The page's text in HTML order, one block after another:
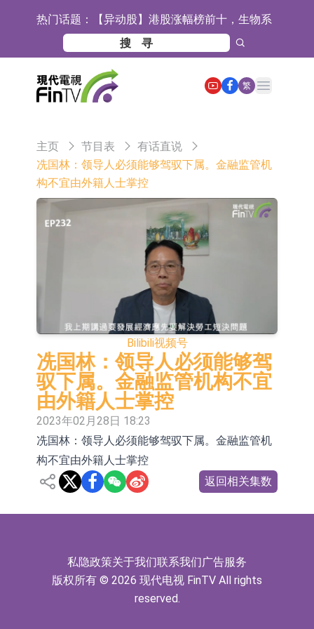
热门话题： 【异动股】港股涨幅榜前十，生物系
统工程股权(02902.HK)涨+231.25%，
中国智能健康(00348.HK)涨+133.33%
【异动股】钨板块拉升，中钨高新
(000657.CN)涨7.24%
【异动股】昨日打二板以上表现板块
拉升，欣天科技(300615.CN)涨
【异动股】港股跌幅榜前十，天瑞汽
务集团(02215.HK)跌16.33%
能健康(00348.HK)涨+93.33%，上善
黄金(01939.HK)涨+40.54%
COMMUNE幻师在香港开设旗舰店 拓
展海外市场
香港交易所：委任何洸毅为董事总经
理及集团战略主管
【异动股】港股跌幅榜前十，谊和股
份(01703.HK)跌80.71%，天瑞汽车内
饰(06162.HK)跌62.50%
【异动股】港股涨幅榜前十，辰兴发
展(02286.HK)涨+263.21%，德合集团
(00368.HK)涨+163.89%
格林美：目前公司印尼青美邦园区的
镍资源项目稳定运行
中瓷电子：生产经营正常 公司及子公
司目前订单饱满
格林美：正在积极推进MLCC用纳米
级镍粉的技术研发与产业化准备工作
宝明科技：HVLP4/5铜箔主要技术指
标已完成厂内验证 正布局向下游客户
送样
ST豆神：成立全资公司北京豆神智算
及香港豆神智算 正积极开拓相关业务
卓悦控股(00653.HK)跌44% 建议股份
30合1 与云累大吉启动战略合作
日韩股市双双收涨
【异动股】保健品板块下挫，ST交昂
(600530.CN)跌10.02%
日韩股市收盘双双下挫
度调价的模式
【异动股】汽车整车板块下挫，北汽
蓝谷(600733.CN)跌6.38%
繁
Open main menu
主页 节目表
有话直说
冼国林：领导人必须能够驾驭下属。金融监管机
构不宜由外籍人士掌控
Bilibili视频号
冼国林：领导人必须能够驾
驭下属。金融监管机构不宜
由外籍人士掌控
2023年02月28日 18:23
冼国林：领导人必须能够驾驭下属。金融监管机
构不宜由外籍人士掌控
返回相关集数
私隐政策关于我们联系我们广告服务
版权所有 © 2026 现代电视 FinTV All rights
reserved.